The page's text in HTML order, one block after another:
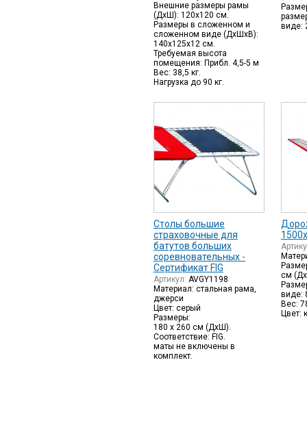
Внешние размеры рамы
(ДхШ): 120х120 см.
Размеры в сложенном и
сложенном виде (ДхШхВ):
140x125x12 см.
Требуемая высота
помещения: Прибл. 4,5-5 м
Вес: 38,5 кг.
Нагрузка до 90 кг.
виде:
Столы большие
страховочные для
батутов больших
соревновательных -
Сертификат FIG
Артикул: AVGY1198
Материал: стальная рама,
джерси
Цвет: серый
Размеры:
180 х 260 см (ДхШ).
Соответствие: FIG.
маты не включены в
комплект.
см
виде:
Вес:
Цвет: